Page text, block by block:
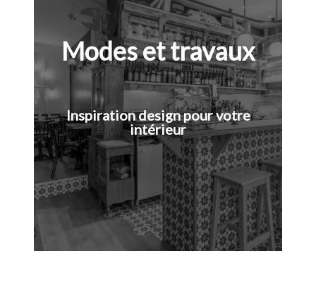
Modes et travaux
Inspiration design pour votre
intérieur